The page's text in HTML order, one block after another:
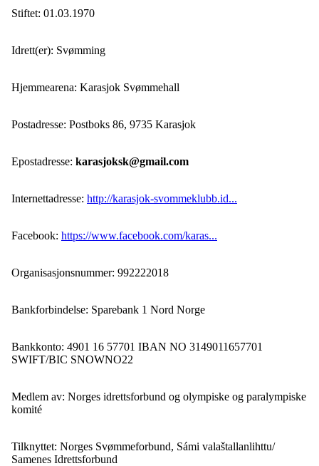
Stiftet: 01.03.1970
Idrett(er): Svømming
Hjemmearena: Karasjok Svømmehall
Postadresse: Postboks 86, 9735 Karasjok
Epostadresse: karasjoksk@gmail.com
Internettadresse: http://karasjok-svommeklubb.id...
Facebook: https://www.facebook.com/karas...
Organisasjonsnummer: 992222018
Bankforbindelse: Sparebank 1 Nord Norge
Bankkonto: 4901 16 57701 IBAN NO 3149011657701
SWIFT/BIC SNOWNO22
Medlem av: Norges idrettsforbund og olympiske og paralympiske
komité
Tilknyttet: Norges Svømmeforbund, Sámi valaštallanlihttu/
Samenes Idrettsforbund